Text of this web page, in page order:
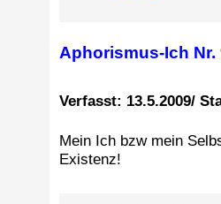
Aphorismus-Ich
Verfasst: 13.5.2009/
Mein Ich bzw mein
Existenz!